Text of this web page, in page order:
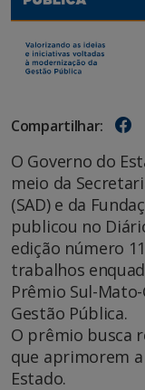
Compartilhar:
O Governo do
meio da
(SAD) e da
publicou no
edição número
trabalhos
Prêmio Sul-
Gestão Pública.
O prêmio busca
que aprimorem
Estado.